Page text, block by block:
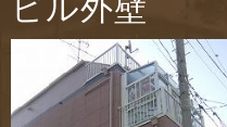
ビル外壁